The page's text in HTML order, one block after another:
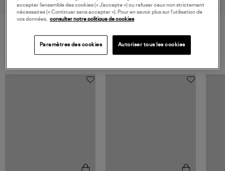
VOS DERNIERS PRODUITS VUS
accepter l’ensemble des cookies (« J’accepte ») ou refuser ceux non strictement
nécessaires (« Continuer sans accepter »). Pour en savoir plus sur l’utilisation de
vos données, consulter notre politique de cookies
Paramètres des cookies Autoriser tous les cookies